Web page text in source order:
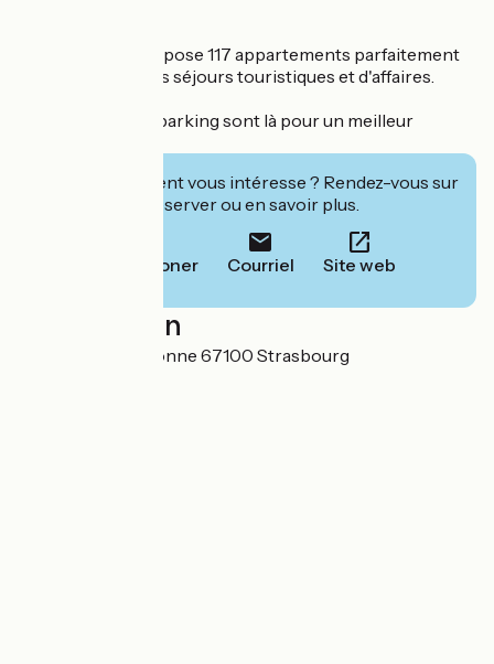
L'appart'hôtel propose 117 appartements parfaitement
aménagés pour les séjours touristiques et d'affaires.
Une laverie et un parking sont là pour un meilleur
Cet établissement vous intéresse ? Rendez-vous sur
leur site pour réserver ou en savoir plus.
Téléphoner Courriel Site web
Localisation
27 rue de Wasselonne 67100 Strasbourg